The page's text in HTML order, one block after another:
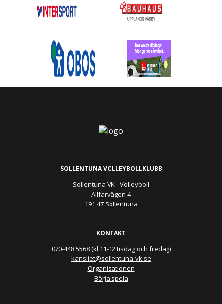
SOLLENTUNA VOLLEYBOLLKLUBB
Sollentuna VK - Volleyboll
Allfarvägen 4
191 47 Sollentuna
KONTAKT
070-448 5568 (kl 11-12 tisdag och fredag)
kansliet@sollentuna-vk.se
Organisationen
Börja spela